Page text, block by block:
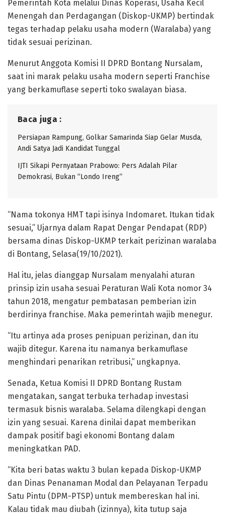
Pemerintah Kota melalui Dinas Koperasi, Usaha Kecil
Menengah dan Perdagangan (Diskop-UKMP) bertindak
tegas terhadap pelaku usaha modern (Waralaba) yang
tidak sesuai perizinan.
Menurut Anggota Komisi II DPRD Bontang Nursalam,
saat ini marak pelaku usaha modern seperti Franchise
yang berkamuflase seperti toko swalayan biasa.
Baca juga :
Persiapan Rampung, Golkar Samarinda Siap Gelar Musda,
Andi Satya Jadi Kandidat Tunggal
IJTI Sikapi Pernyataan Prabowo: Pers Adalah Pilar
Demokrasi, Bukan “Londo Ireng”
“Nama tokonya HMT tapi isinya Indomaret. Itukan tidak
sesuai,” Ujarnya dalam Rapat Dengar Pendapat (RDP)
bersama dinas Diskop-UKMP terkait perizinan waralaba
di Bontang, Selasa(19/10/2021).
Hal itu, jelas dianggap Nursalam menyalahi aturan
prinsip izin usaha sesuai Peraturan Wali Kota nomor 34
tahun 2018, mengatur pembatasan pemberian izin
berdirinya franchise. Maka pemerintah wajib menegur.
“Itu artinya ada proses penipuan perizinan, dan itu
wajib ditegur. Karena itu namanya berkamuflase
menghindari penarikan retribusi,” ungkapnya.
Senada, Ketua Komisi II DPRD Bontang Rustam
mengatakan, sangat terbuka terhadap investasi
termasuk bisnis waralaba. Selama dilengkapi dengan
izin yang sesuai. Karena dinilai dapat memberikan
dampak positif bagi ekonomi Bontang dalam
meningkatkan PAD.
“Kita beri batas waktu 3 bulan kepada Diskop-UKMP
dan Dinas Penanaman Modal dan Pelayanan Terpadu
Satu Pintu (DPM-PTSP) untuk membereskan hal ini.
Kalau tidak mau diubah (izinnya), kita tutup saja